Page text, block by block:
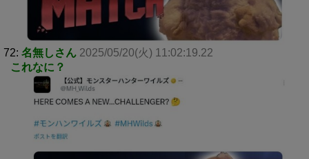
72: 名無しさん 2025/05/20(火) 11:02:19.22
これなに？